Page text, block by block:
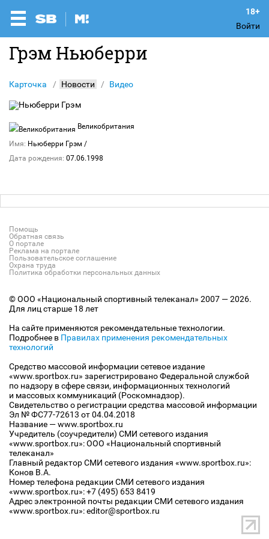
Войти
Грэм Ньюберри
Карточка Новости Видео
Великобритания
Имя: Ньюберри Грэм /
Дата рождения: 07.06.1998
Помощь
Обратная связь
О портале
Реклама на портале
Пользовательское соглашение
Охрана труда
Политика обработки персональных данных
© ООО «Национальный спортивный телеканал» 2007 — 2026.
Для лиц старше 18 лет
На сайте применяются рекомендательные технологии.
Подробнее в Правилах применения рекомендательных
технологий
Средство массовой информации сетевое издание
«www.sportbox.ru» зарегистрировано Федеральной службой
по надзору в сфере связи, информационных технологий
и массовых коммуникаций (Роскомнадзор).
Свидетельство о регистрации средства массовой информации
Эл № ФС77-72613 от 04.04.2018
Название — www.sportbox.ru
Учредитель (соучредители) СМИ сетевого издания
«www.sportbox.ru»: ООО «Национальный спортивный
телеканал»
Главный редактор СМИ сетевого издания «www.sportbox.ru»:
Конов В.А.
Номер телефона редакции СМИ сетевого издания
«www.sportbox.ru»: +7 (495) 653 8419
Адрес электронной почты редакции СМИ сетевого издания
«www.sportbox.ru»: editor@sportbox.ru